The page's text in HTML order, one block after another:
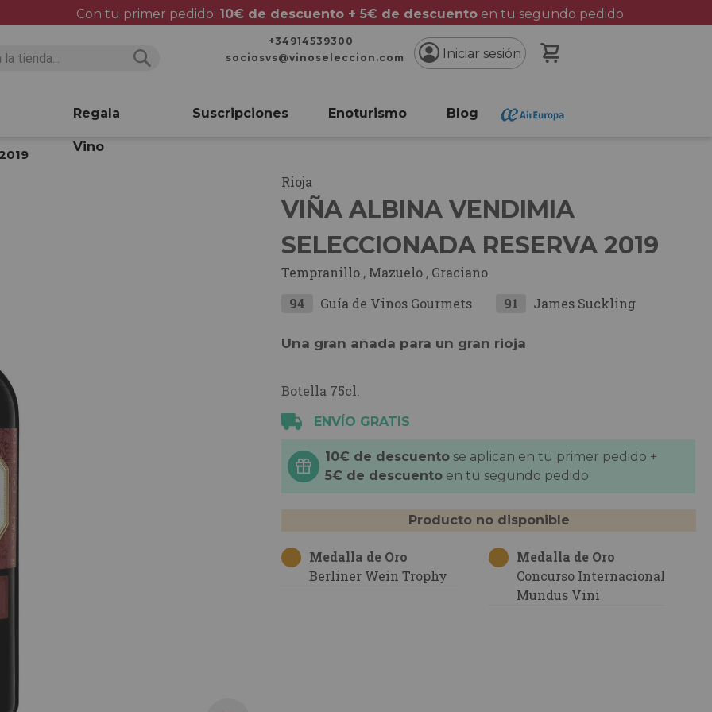
Con tu primer pedido: 10€ de descuento + 5€ de descuentoen tu segundo pedido
+34914539300
sociosvs@vinoseleccion.com
Iniciar sesión
Regala
Vino
Suscripciones Enoturismo Blog
Rioja
VIÑA ALBINA VENDIMIA
SELECCIONADA RESERVA 2019
Tempranillo , Mazuelo , Graciano
94
Guía de Vinos Gourmets 91 James Suckling
Una gran añada para un gran rioja
Botella 75cl.
ENVÍO GRATIS
10€ de descuento se aplican en tu primer pedido +
5€ de descuento en tu segundo pedido
Producto no disponible
Medalla de Oro
Berliner Wein Trophy
Medalla de Oro
Concurso Internacional
Mundus Vini